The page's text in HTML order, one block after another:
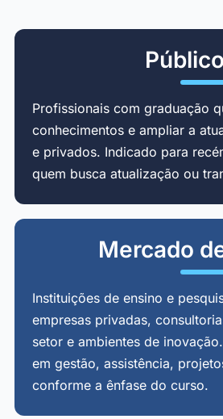
Profissionais com graduação
conhecimentos e ampliar a
e privados. Indicado para
quem busca atualização ou
Mercado
Instituições de ensino e
empresas privadas,
setor e ambientes de
em gestão, assistência,
conforme a ênfase do curso.